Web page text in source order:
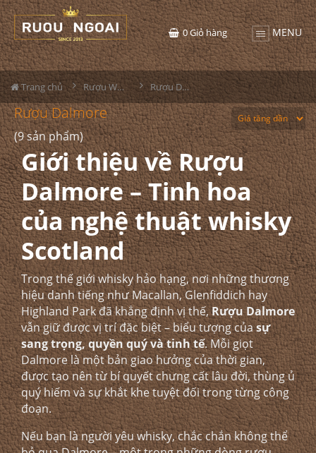
MENU
0Giỏ hàng
Trang chủ Rượu Whisky Rượu Dalmore
Rượu Dalmore
(9 sản phẩm)
Giới thiệu về Rượu
Dalmore – Tinh hoa
của nghệ thuật whisky
Scotland
Trong thế giới whisky hảo hạng, nơi những thương
hiệu danh tiếng như Macallan, Glenfiddich hay
Highland Park đã khẳng định vị thế,Rượu Dalmore
vẫn giữ được vị trí đặc biệt – biểu tượng củasự
sang trọng, quyền quý và tinh tế. Mỗi giọt
Dalmore là một bản giao hưởng của thời gian,
được tạo nên từ bí quyết chưng cất lâu đời, thùng ủ
quý hiếm và sự khắt khe tuyệt đối trong từng công
đoạn.
Nếu bạn là người yêu whisky, chắc chắn không thể